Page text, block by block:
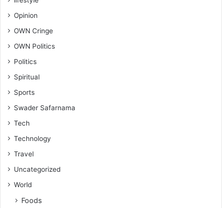
Opinion
OWN Cringe
OWN Politics
Politics
Spiritual
Sports
Swader Safarnama
Tech
Technology
Travel
Uncategorized
World
Foods